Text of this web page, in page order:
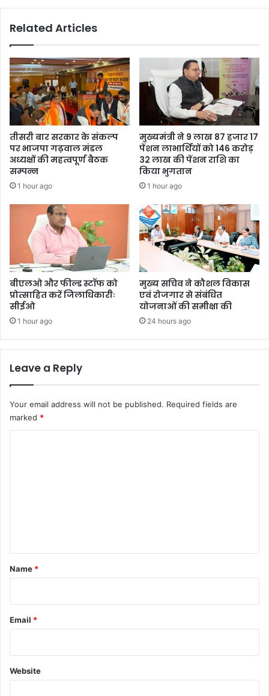
Related Articles
तीसरी बार सरकार के संकल्प
पर भाजपा गढ़वाल मंडल
अध्यक्षों की महत्वपूर्ण बैठक
सम्पन्न
1 hour ago
मुख्यमंत्री ने 9 लाख 87 हजार 17
पेंशन लाभार्थियों को 146 करोड़
32 लाख की पेंशन राशि का
किया भुगतान
1 hour ago
बीएलओ और फील्ड स्टॉफ को
प्रोत्साहित करें जिलाधिकारीः
सीईओ
1 hour ago
मुख्य सचिव ने कौशल विकास
एवं रोजगार से संबंधित
योजनाओं की समीक्षा की
24 hours ago
Leave a Reply
Your email address will not be published. Required fields are
marked *
*
Name *
Email *
Website